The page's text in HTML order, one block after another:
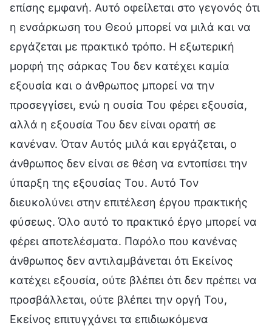
επίσης εμφανή. Αυτό οφείλεται στο γεγονός ότι
η ενσάρκωση του Θεού μπορεί να μιλά και να
εργάζεται με πρακτικό τρόπο. Η εξωτερική
μορφή της σάρκας Του δεν κατέχει καμία
εξουσία και ο άνθρωπος μπορεί να την
προσεγγίσει, ενώ η ουσία Του φέρει εξουσία,
αλλά η εξουσία Του δεν είναι ορατή σε
κανέναν. Όταν Αυτός μιλά και εργάζεται, ο
άνθρωπος δεν είναι σε θέση να εντοπίσει την
ύπαρξη της εξουσίας Του. Αυτό Τον
διευκολύνει στην επιτέλεση έργου πρακτικής
φύσεως. Όλο αυτό το πρακτικό έργο μπορεί να
φέρει αποτελέσματα. Παρόλο που κανένας
άνθρωπος δεν αντιλαμβάνεται ότι Εκείνος
κατέχει εξουσία, ούτε βλέπει ότι δεν πρέπει να
προσβάλλεται, ούτε βλέπει την οργή Του,
Εκείνος επιτυγχάνει τα επιδιωκόμενα